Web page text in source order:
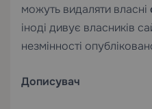
можуть видаляти власні
іноді дивує власників
незмінності
Дописувач